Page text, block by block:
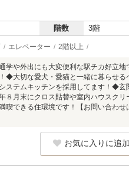
階数 3階
エレベーター 2階以上
学や外出にも大変便利な駅チカ好立
◆大切な愛犬・愛猫と一緒に暮らせ
ステムキッチンを採用してます！◆
８月末にクロス貼替や室内ハウスク
喫できる住環境です！【お問い合わせ
お気に入りに追加